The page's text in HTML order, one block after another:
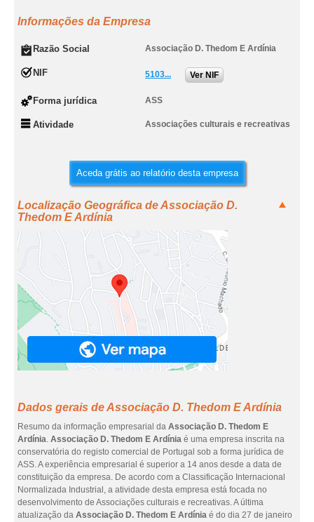
Informações da Empresa
Razão Social Associação D. Thedom E Ardínia
NIF 5103... Ver NIF
Forma jurídica ASS
Atividade Associações culturais e recreativas
Aceda grátis ao relatório desta empresa
Localização Geográfica de Associação D.
Thedom E Ardínia
Dados gerais de Associação D. Thedom E Ardínia
Resumo da informação empresarial da Associação D. Thedom E
Ardínia. Associação D. Thedom E Ardínia é uma empresa inscrita na
conservatória do registo comercial de Portugal sob a forma jurídica de
ASS. A experiência empresarial é superior a 14 anos desde a data de
constituição da empresa. De acordo com a Classificação Internacional
Normalizada Industrial, a atividade desta empresa está focada no
desenvolvimento de Associações culturais e recreativas. A última
atualização da Associação D. Thedom E Ardínia é do dia 27 de janeiro